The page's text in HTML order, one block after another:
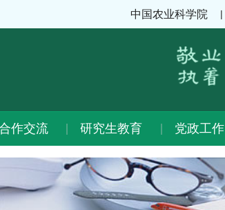
中国农业科学院 |
作交流 研究生教育 党政工作